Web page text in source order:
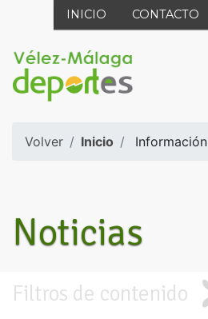
INICIO CONTACTO
Volver Inicio Información
Noticias
Filtros de contenido